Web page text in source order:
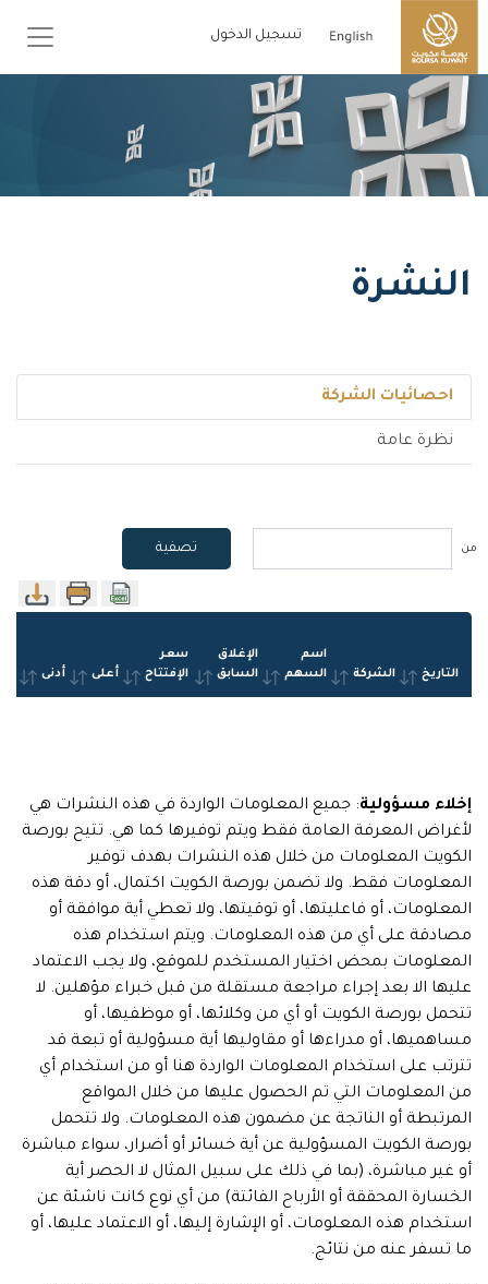
تسجيل الدخول
النشرة
احصائيات الشركة
نظرة عامة
من تصفية
التاريخ الشركة
السهم
السابق
سعر
الإفتتاح
أعلى أدنى
إخلاء مسؤولية: جميع المعلومات الواردة في هذه النشرات هي
لأغراض المعرفة العامة فقط ويتم توفيرها كما هي. تتيح بورصة
الكويت المعلومات من خلال هذه النشرات بهدف توفير
المعلومات فقط. ولا تضمن بورصة الكويت اكتمال، أو دقة هذه
المعلومات، أو فاعليتها، أو توقيتها، ولا تعطي أية موافقة أو
مصادقة على أي من هذه المعلومات. ويتم استخدام هذه
المعلومات بمحض اختيار المستخدم للموقع، ولا يجب الاعتماد
عليها الا بعد إجراء مراجعة مستقلة من قبل خبراء مؤهلين. لا
تتحمل بورصة الكويت أو أي من وكلائها، أو موظفيها، أو
مساهميها، أو مدراءها أو مقاوليها أية مسؤولية أو تبعة قد
تترتب على استخدام المعلومات الواردة هنا أو من استخدام أي
من المعلومات التي تم الحصول عليها من خلال المواقع
المرتبطة أو الناتجة عن مضمون هذه المعلومات. ولا تتحمل
بورصة الكويت المسؤولية عن أية خسائر أو أضرار، سواء مباشرة
أو غير مباشرة، (بما في ذلك على سبيل المثال لا الحصر أية
الخسارة المحققة أو الأرباح الفائتة) من أي نوع كانت ناشئة عن
استخدام هذه المعلومات، أو الإشارة إليها، أو الاعتماد عليها، أو
ما تسفر عنه من نتائج.